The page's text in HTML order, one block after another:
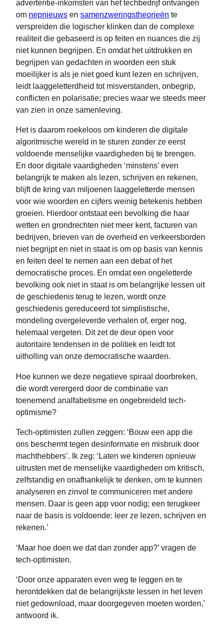
advertentie-inkomsten van het techbedrijf ontvangen
om nepnieuws en samenzweringstheorieën te
verspreiden die logischer klinken dan de complexe
realiteit die gebaseerd is op feiten en nuances die zij
niet kunnen begrijpen. En omdat het uitdrukken en
begrijpen van gedachten in woorden een stuk
moeilijker is als je niet goed kunt lezen en schrijven,
leidt laaggeletterdheid tot misverstanden, onbegrip,
conflicten en polarisatie; precies waar we steeds meer
van zien in onze samenleving.
Het is daarom roekeloos om kinderen die digitale
algoritmische wereld in te sturen zonder ze eerst
voldoende menselijke vaardigheden bij te brengen.
En door digitale vaardigheden ‘minstens’ even
belangrijk te maken als lezen, schrijven en rekenen,
blijft de kring van miljoenen laaggeletterde mensen
voor wie woorden en cijfers weinig betekenis hebben
groeien. Hierdoor ontstaat een bevolking die haar
wetten en grondrechten niet meer kent, facturen van
bedrijven, brieven van de overheid en verkeersborden
niet begrijpt en niet in staat is om op basis van kennis
en feiten deel te nemen aan een debat of het
democratische proces. En omdat een ongeletterde
bevolking ook niet in staat is om belangrijke lessen uit
de geschiedenis terug te lezen, wordt onze
geschiedenis gereduceerd tot simplistische,
mondeling overgeleverde verhalen of, erger nog,
helemaal vergeten. Dit zet de deur open voor
autoritaire tendensen in de politiek en leidt tot
uitholling van onze democratische waarden.
Hoe kunnen we deze negatieve spiraal doorbreken,
die wordt verergerd door de combinatie van
toenemend analfabetisme en ongebreideld tech-
optimisme?
Tech-optimisten zullen zeggen: ‘Bouw een app die
ons beschermt tegen desinformatie en misbruik door
machthebbers’. Ik zeg: ‘Laten we kinderen opnieuw
uitrusten met de menselijke vaardigheden om kritisch,
zelfstandig en onafhankelijk te denken, om te kunnen
analyseren en zinvol te communiceren met andere
mensen. Daar is geen app voor nodig; een terugkeer
naar de basis is voldoende: leer ze lezen, schrijven en
rekenen.’
‘Maar hoe doen we dat dan zonder app?’ vragen de
tech-optimisten.
‘Door onze apparaten even weg te leggen en te
herontdekken dat de belangrijkste lessen in het leven
niet gedownload, maar doorgegeven moeten worden,’
antwoord ik.